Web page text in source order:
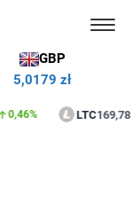
GBP
5,0179 zł
LTC 169,78 zł